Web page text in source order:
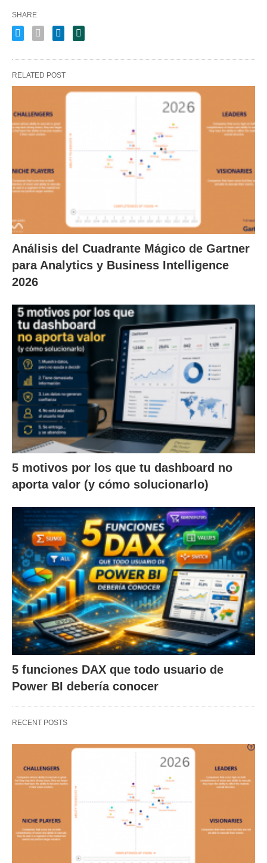
SHARE
RELATED POST
Análisis del Cuadrante Mágico de Gartner
para Analytics y Business Intelligence
2026
5 motivos por los que tu dashboard no
aporta valor (y cómo solucionarlo)
5 funciones DAX que todo usuario de
Power BI debería conocer
RECENT POSTS